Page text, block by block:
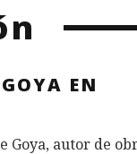
EN
Goya, autor de